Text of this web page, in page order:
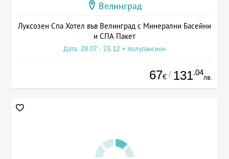
Велинград
Луксозен Спа Хотел във Велинград с Минерални Басейни
и СПА Пакет
Дата: 28.07 - 23.12 + полупансион
67€ / 131.04
лв.